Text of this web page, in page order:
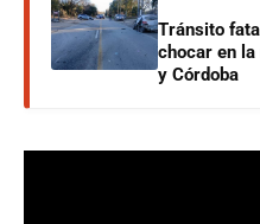
Tránsito
chocar en
y Córdoba